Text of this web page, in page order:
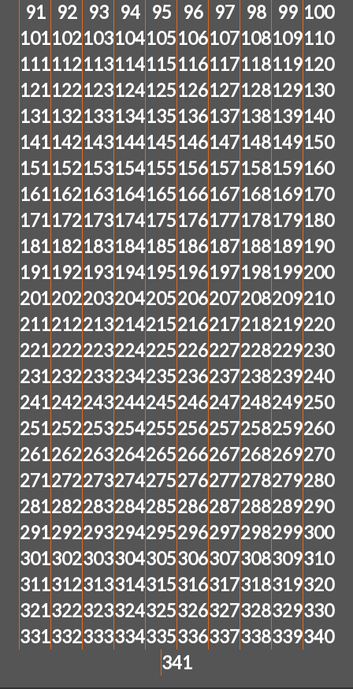
91
92 93 94 95 96 97 98 99 100
101102103104105106107108109110
111112113114115116117118119120
121122123124125126127128129130
131132133134135136137138139140
141142143144145146147148149150
151152153154155156157158159160
161162163164165166167168169170
171172173174175176177178179180
181182183184185186187188189190
191192193194195196197198199200
201202203204205206207208209210
211212213214215216217218219220
221222223224225226227228229230
231232233234235236237238239240
241242243244245246247248249250
251252253254255256257258259260
261262263264265266267268269270
271272273274275276277278279280
281282283284285286287288289290
291292293294295296297298299300
301302303304305306307308309310
311312313314315316317318319320
321322323324325326327328329330
331332333334335336337338339340
341